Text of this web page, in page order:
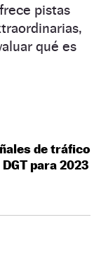
pistas
qué es
de tráfico
para 2023